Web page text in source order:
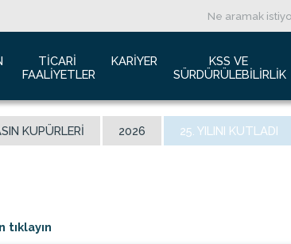
Raporu
TICARI
FAALIYETLER
Havacılık Pazarlama
Reklam Fırsatları
Konferans Salonu
KARIYER
İnsan Kaynakları Politikası
KSS VE
SÜRDÜRÜLEBILIRLIK
Engelsiz Havaalanı
KUPÜRLERI 2026 25. YILINI KUTLADI